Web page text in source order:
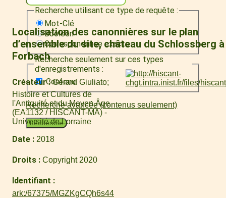
Recherche utilisant ce type de requête :
Mot-Clé
Booléen
Correspondance exacte
Recherche seulement sur ces types
d'enregistrements :
Contenu
Recherche avancée (contenus seulement)
Recherche
Localisation des canonnières sur le plan
d’ensemble du site, château du Schlossberg à
Forbach
Créateur
Gérard Giuliato
Histoire et Cultures de
l'Antiquité et du Moyen Âge
(EA1132 / HISCANT-MA) -
Université de Lorraine
Date 2018
Droits Copyright 2020
Identifiant
ark:/67375/MGZKgCQh6s44